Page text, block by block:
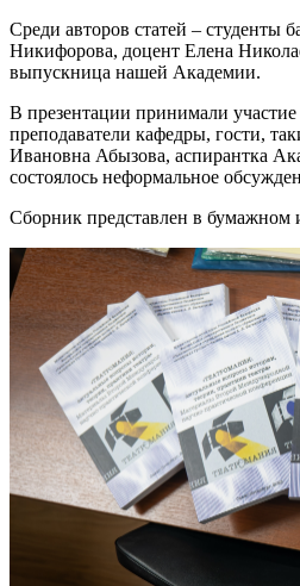
Среди авторов статей – студенты
Никифорова, доцент Елена
выпускница нашей Академии.
В презентации принимали
преподаватели кафедры, гости,
Ивановна Абызова, аспирантка
состоялось неформальное
Сборник представлен в бумажном